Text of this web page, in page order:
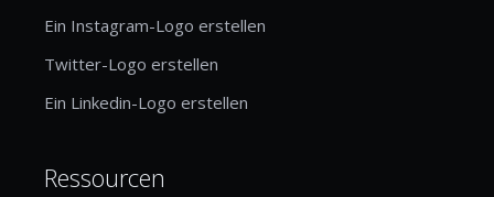
Ein Instagram-Logo erstellen
Twitter-Logo erstellen
Ein Linkedin-Logo erstellen
Ressourcen